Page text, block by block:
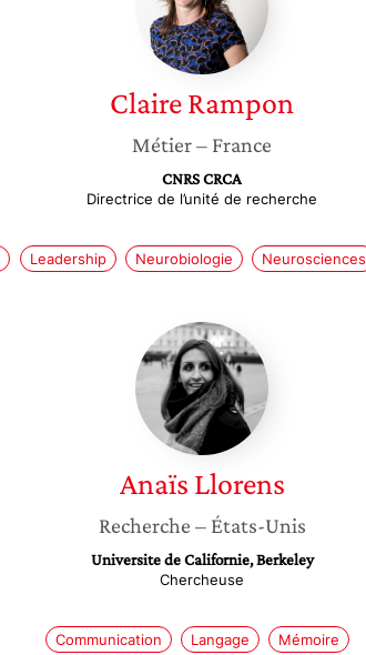
ClaireRampon
Métier– France
CNRS CRCA
Directrice de l’unité de recherche
Leadership Neurobiologie Neurosciences
Anaïs
Llorens
Anaïs Llorens
Recherche – États-Unis
Universite de Californie, Berkeley
Chercheuse
Communication Langage Mémoire